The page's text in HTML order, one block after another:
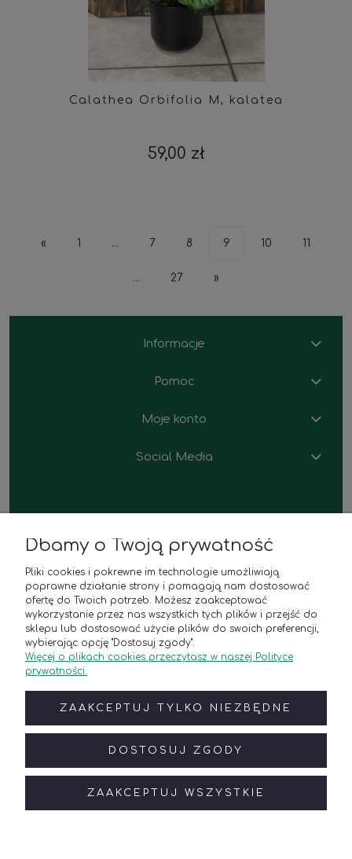
Calathea Orbifolia M, kalatea
59,00 zł
« 1 ... 7 8 9 10 11
... 27 »
Informacje
Pomoc
Moje konto
Social Media
Polana u Barana
Sklep z roślinami i kwiaciarnia
ul. Platynowa 21,
62-052 Komorniki k. Poznania
Godziny otwarcia
poniedziałek - piątek: 8:00–18:00
sobota: 9:00–17:00
Telefon:(+48) 788 835 250
E-mail: online@polanaubarana.pl
Roślinne aranżacje wnętrz
Telefon:(+48) 791 300 955
Dbamy o Twoją prywatność
Pliki cookies i pokrewne im technologie umożliwiają
poprawne działanie strony i pomagają nam dostosować
ofertę do Twoich potrzeb. Możesz zaakceptować
wykorzystanie przez nas wszystkich tych plików i przejść do
sklepu lub dostosować użycie plików do swoich preferencji,
wybierając opcję "Dostosuj zgody".
Więcej o plikach cookies przeczytasz w naszej Polityce
prywatności.
ZAAKCEPTUJ TYLKO NIEZBĘDNE
DOSTOSUJ ZGODY
ZAAKCEPTUJ WSZYSTKIE